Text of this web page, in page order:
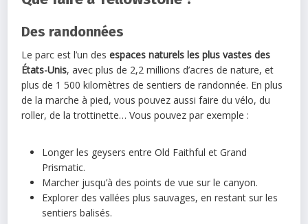
Des randonnées
Le parc est l’un desespaces naturels les plus vastes des
États-Unis, avec plus de 2,2 millions d’acres de nature, et
plus de 1 500 kilomètres de sentiers de randonnée. En plus
de la marche à pied, vous pouvez aussi faire du vélo, du
roller, de la trottinette… Vous pouvez par exemple :
Longer les geysers entre Old Faithful et Grand
Prismatic.
Marcher jusqu’à des points de vue sur le canyon.
Explorer des vallées plus sauvages, en restant sur les
sentiers balisés.